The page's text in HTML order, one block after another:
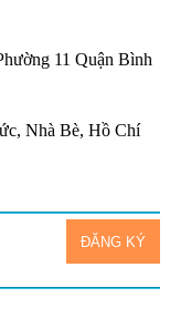
11 Quận Bình
Nhà Bè, Hồ Chí